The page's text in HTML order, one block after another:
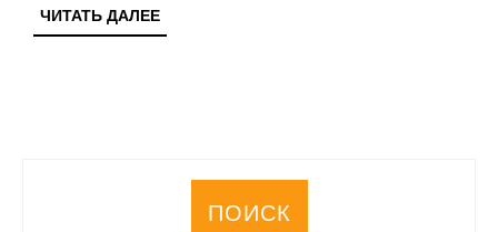
ЧИТАТЬ ДАЛЕЕЧИТАТЬ
ДАЛЕЕ
ПОИСК